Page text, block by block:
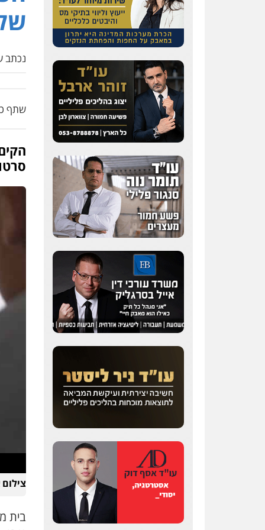
0507003001
עו"ד אייל בסרגליק
פלילי כלכלי צווארון לבן
עורכי דין לענייני אסירים
אזרחי נדל"ן / עסקים
0528488515
מנשה, אלמוג – עורכי דין
פלילי עבירות תנועה
צווארון לבן תעבורה עורכי
דין לענייני אסירים מעצרים
0546470989
עו"ד אבי כהן
פלילי פשיעה חמורה
קטינים אלימות סמים
עבירות מין
0523647066
ויקי שמואל – משרד עו"ד
פלילי משפט פלילי
0528959600
קורל קרוז – עורך דין
פלילי
0545437431
פלילי פשיעה חמורה ליווי
0508824984
עו"ד שגיא אקו
פלילי מעצרים וחקירות
עבירות מין עורכי דין
נכתב
שתף
בית